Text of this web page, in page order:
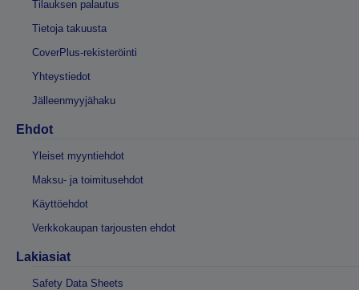
Tilauksen palautus
Tietoja takuusta
CoverPlus-rekisteröinti
Yhteystiedot
Jälleenmyyjähaku
Ehdot
Yleiset myyntiehdot
Maksu- ja toimitusehdot
Käyttöehdot
Verkkokaupan tarjousten ehdot
Lakiasiat
Safety Data Sheets